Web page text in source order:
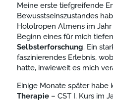
Meine erste tiefgreifende
Bewusstseinszustandes
Holotropen Atmens im
Beginn eines für mich
Selbsterforschung. Ein
faszinierendes Erlebnis,
hatte, inwieweit es mich
Einige Monate später habe
Therapie– CST I. Kurs im